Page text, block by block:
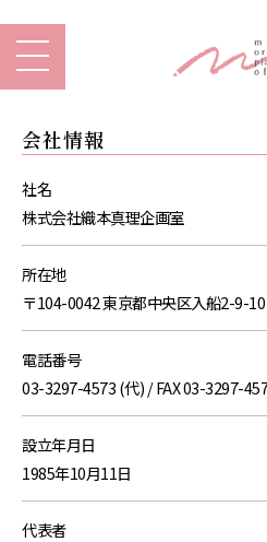
会社情報
社名
株式会社織本真理企画室
所在地
〒104-0042 東京都中央区入船2-9-
電話番号
03-3297-4573 (代) / FAX 03-3297-
設立年月日
1985年10月11日
代表者